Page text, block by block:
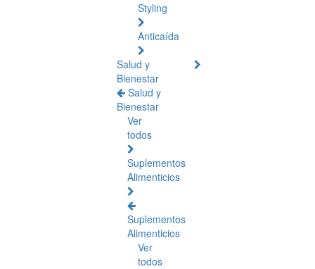
Styling
Anticaída
Salud y
Bienestar
Salud y
Bienestar
Ver
todos
Suplementos
Alimenticios
Suplementos
Alimenticios
Ver
todos